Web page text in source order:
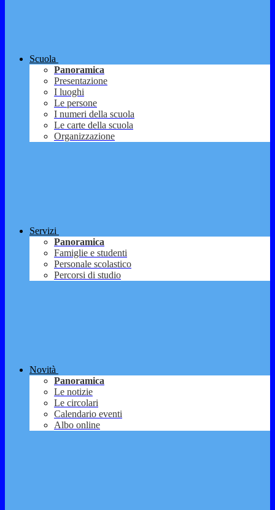
Scuola
Panoramica
Presentazione
I luoghi
Le persone
I numeri della scuola
Le carte della scuola
Organizzazione
Servizi
Panoramica
Famiglie e studenti
Personale scolastico
Percorsi di studio
Novità
Panoramica
Le notizie
Le circolari
Calendario eventi
Albo online